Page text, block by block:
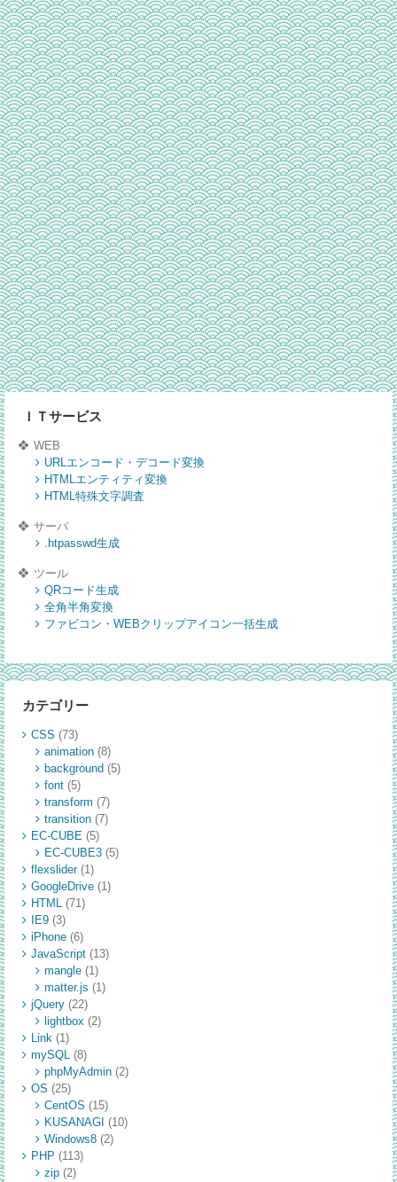
ＩＴサービス
WEB
URLエンコード・デコード変換
HTMLエンティティ変換
HTML特殊文字調査
サーバ
.htpasswd生成
ツール
QRコード生成
全角半角変換
ファビコン・WEBクリップアイコン一括生成
カテゴリー
CSS (73)
animation(8)
background (5)
font(5)
transform (7)
transition(7)
EC-CUBE(5)
EC-CUBE3(5)
flexslider(1)
GoogleDrive(1)
HTML(71)
IE9(3)
iPhone(6)
JavaScript(13)
mangle(1)
matter.js (1)
jQuery(22)
lightbox (2)
Link(1)
mySQL(8)
phpMyAdmin(2)
OS (25)
CentOS (15)
KUSANAGI (10)
Windows8(2)
PHP (113)
zip(2)